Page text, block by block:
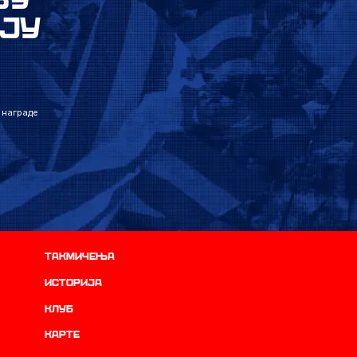
Такмичења
историја
Клуб
Карте